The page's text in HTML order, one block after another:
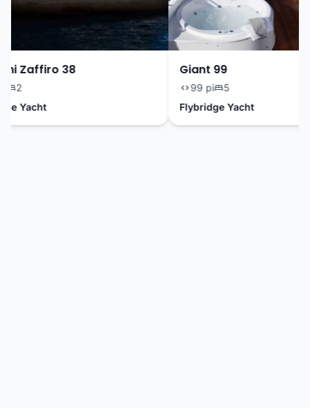
Zaffiro 38
Yacht
Giant 99
99 pi
5
Flybridge Yacht